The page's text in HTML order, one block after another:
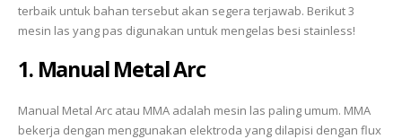
terbaik untuk bahan tersebut akan segera terjawab. Berikut 3
mesin las yang pas digunakan untuk mengelas besi stainless!
1. Manual Metal Arc
Manual Metal Arc atau MMA adalah mesin las paling umum. MMA
bekerja dengan menggunakan elektroda yang dilapisi dengan flux